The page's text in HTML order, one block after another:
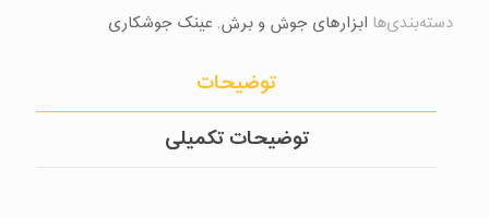
دسته‌بندی‌ها ابزارهای جوش و برش, عینک جوشکاری
توضیحات
توضیحات تکمیلی